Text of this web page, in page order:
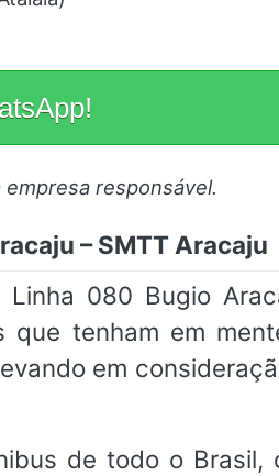
responsável.
– SMTT Aracaju
080 Bugio
que tenham em
em
de todo o Brasil,